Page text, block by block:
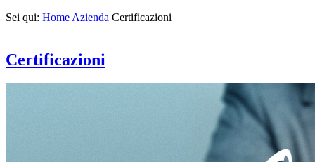
Sei qui: Home Azienda Certificazioni
Certificazioni